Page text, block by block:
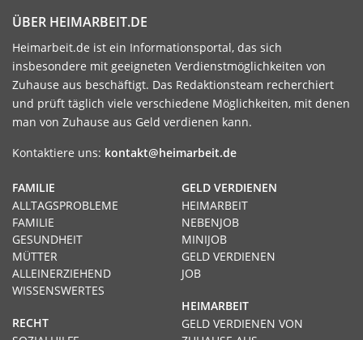
ÜBER HEIMARBEIT.DE
Heimarbeit.de ist ein Informationsportal, das sich
insbesondere mit geeigneten Verdienstmöglichkeiten von
Zuhause aus beschäftigt. Das Redaktionsteam recherchiert
und prüft täglich viele verschiedene Möglichkeiten, mit denen
man von Zuhause aus Geld verdienen kann.
Kontaktiere uns: kontakt@heimarbeit.de
GELD VERDIENEN
HEIMARBEIT
NEBENJOB
MINIJOB
GELD VERDIENEN
JOB
HEIMARBEIT
GELD VERDIENEN VON
FAMILIE
ALLTAGSPROBLEME
FAMILIE
GESUNDHEIT
MÜTTER
ALLEINERZIEHEND
WISSENSWERTES
RECHT